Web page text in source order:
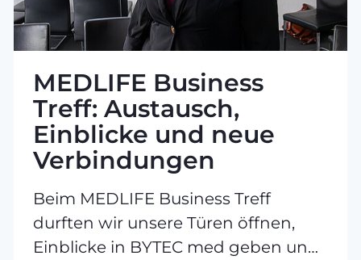
MEDLIFE Business
Treff: Austausch,
Einblicke und neue
Verbindungen
Beim MEDLIFE Business Treff
durften wir unsere Türen öffnen,
Einblicke in BYTEC med geben und